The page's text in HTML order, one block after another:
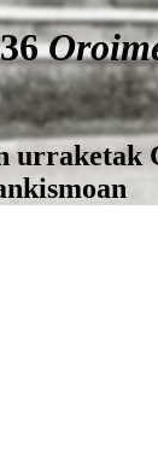
urraketak